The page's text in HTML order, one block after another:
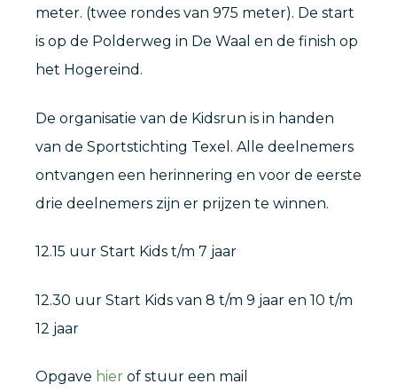
meter. (twee rondes van 975 meter). De start
is op de Polderweg in De Waal en de finish op
het Hogereind.
De organisatie van de Kidsrun is in handen
van de Sportstichting Texel. Alle deelnemers
ontvangen een herinnering en voor de eerste
drie deelnemers zijn er prijzen te winnen.
12.15 uur Start Kids t/m 7 jaar
12.30 uur Start Kids van 8 t/m 9 jaar en 10 t/m
12 jaar
Opgave hier of stuur een mail